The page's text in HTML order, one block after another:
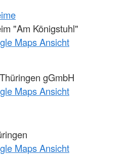
"Am Königstuhl"
Maps Ansicht
gGmbH
Maps Ansicht
Maps Ansicht